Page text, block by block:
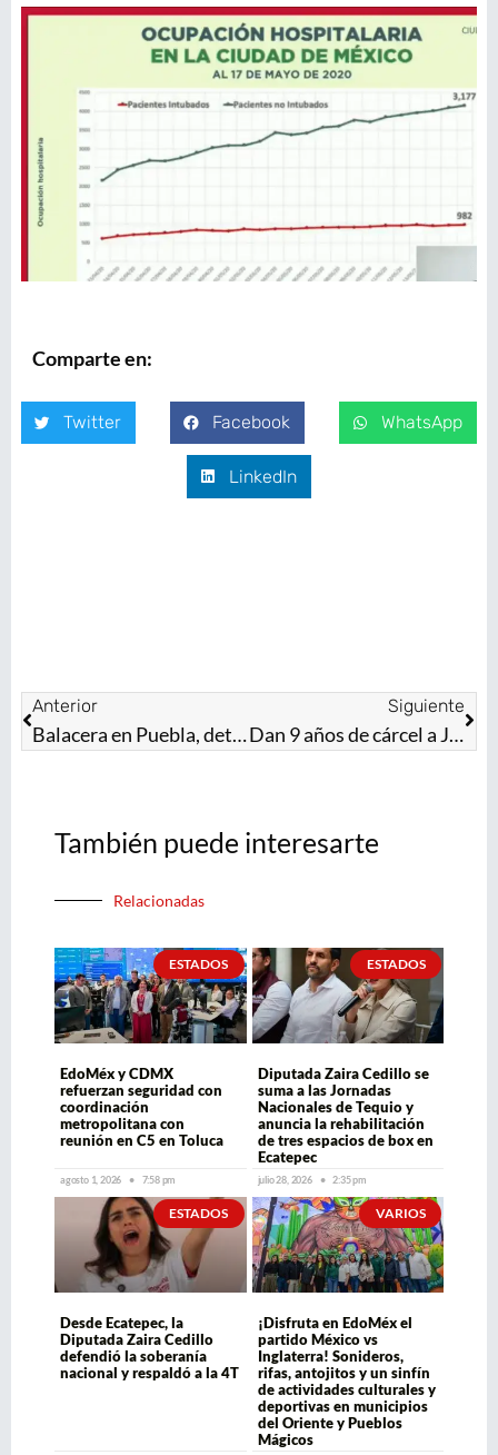
Comparte en:
Twitter Facebook WhatsApp
LinkedIn
Anterior
Balacera en Puebla, detienen a presuntos integrantes del Cártel de Sinaloa
Siguiente
Dan 9 años de cárcel a Javier Duarte, pero revocan el decomiso de más de 40 propiedades
También puede interesarte
Relacionadas
ESTADOS
EdoMéx y CDMX
refuerzan seguridad con
coordinación
metropolitana con
reunión en C5 en Toluca
agosto 1, 2026 7:58 pm
ESTADOS
Diputada Zaira Cedillo se
suma a las Jornadas
Nacionales de Tequio y
anuncia la rehabilitación
de tres espacios de box en
Ecatepec
julio 28, 2026 2:35 pm
ESTADOS
Desde Ecatepec, la
Diputada Zaira Cedillo
defendió la soberanía
nacional y respaldó a la 4T
VARIOS
¡Disfruta en EdoMéx el
partido México vs
Inglaterra! Sonideros,
rifas, antojitos y un sinfín
de actividades culturales y
deportivas en municipios
del Oriente y Pueblos
Mágicos